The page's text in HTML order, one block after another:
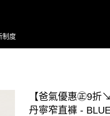
制度
【爸氣優惠㊣9
丹寧窄直褲 -